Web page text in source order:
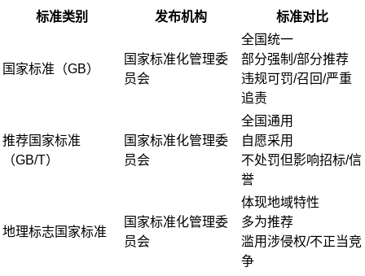
标准类别 发布机构 标准对比
国家标准（GB）
国家标准化管理委
员会
全国统一
部分强制/部分推荐
违规可罚/召回/严重
追责
推荐国家标准
（GB/T）
国家标准化管理委
员会
全国通用
自愿采用
不处罚但影响招标/信
誉
地理标志国家标准
国家标准化管理委
员会
体现地域特性
多为推荐
滥用涉侵权/不正当竞
争